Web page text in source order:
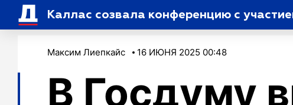
Каллас созвала конференцию с
Максим Лиепкайс 16 ИЮНЯ 2025 00:48
В Госдуму